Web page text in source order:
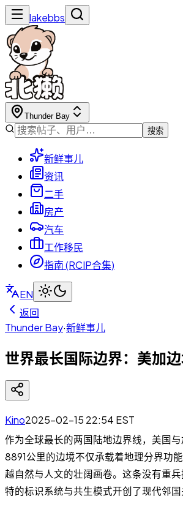
lakebbs
Thunder Bay
搜索
新鲜事儿
资讯
二手
房产
汽车
工作移民
指南 (RCIP合集)
EN
返回
Thunder Bay·新鲜事儿
世界最长国际边界：美加
Kino2025-02-15 22:54 EST
作为全球最长的两国陆地边界线，美国
8891公里的边境不仅承载着地理分界功
越自然与人文的壮阔画卷。这条没有重
特的标识系统与共生模式开创了现代邻国